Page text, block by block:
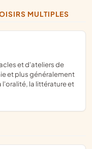
MULTIPLES
et plus généralement
la littérature et